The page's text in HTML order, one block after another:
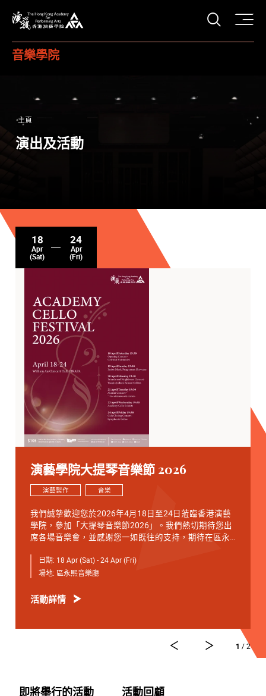
打開
音樂學院
主頁
演出及活動
18
Apr
(Sat)
24
Apr
(Fri)
演藝學院大提琴音樂節 2026
演藝製作 音樂
我們誠摯歡迎您於2026年4月18日至24日蒞臨香港演藝
學院，參加「大提琴音樂節2026」。我們熱切期待您出
席各場音樂會，並感謝您一如既往的支持，期待在區永
4月18日 星期六 19:30
弦續音樂會
日期: 18 Apr (Sat) - 24 Apr (Fri)
場地: 區永熙音樂廳
活動詳情
1 / 2
即將舉行的活動 活動回顧